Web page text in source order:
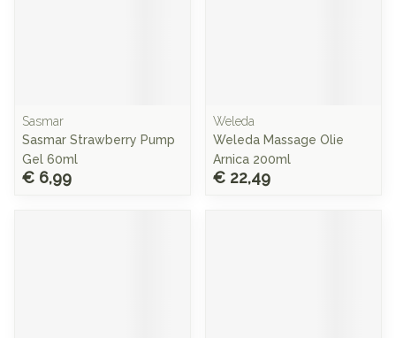
Sasmar
Sasmar Strawberry Pump
Gel 60ml
€ 6,99
Weleda
Weleda Massage Olie
Arnica 200ml
€ 22,49